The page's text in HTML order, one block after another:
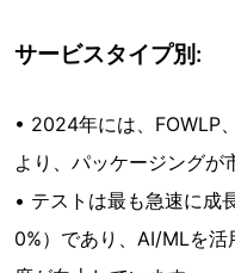
サービスタイプ別:
• 2024年には、FOWLP
より、パッケージングが
• テストは最も急速に成
0%）であり、AI/MLを